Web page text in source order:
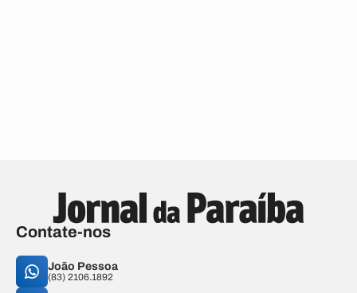
Contate-nos
João Pessoa
(83) 2106.1892